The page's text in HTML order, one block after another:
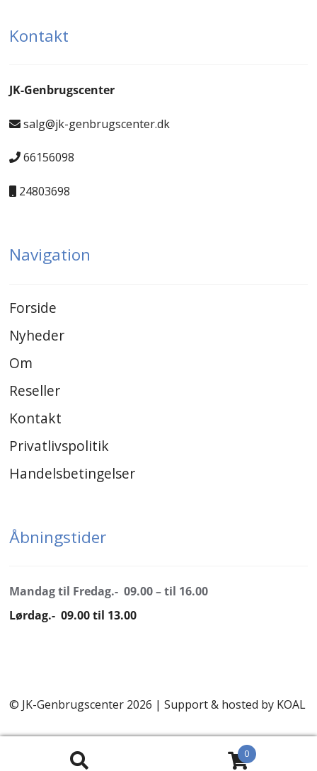
Kontakt
JK-Genbrugscenter
salg@jk-genbrugscenter.dk
66156098
24803698
Navigation
Forside
Nyheder
Om
Reseller
Kontakt
Privatlivspolitik
Handelsbetingelser
Åbningstider
Mandag til Fredag.- 09.00 – til 16.00
Lørdag.- 09.00 til 13.00
© JK-Genbrugscenter 2026 | Support & hosted by KOAL
0